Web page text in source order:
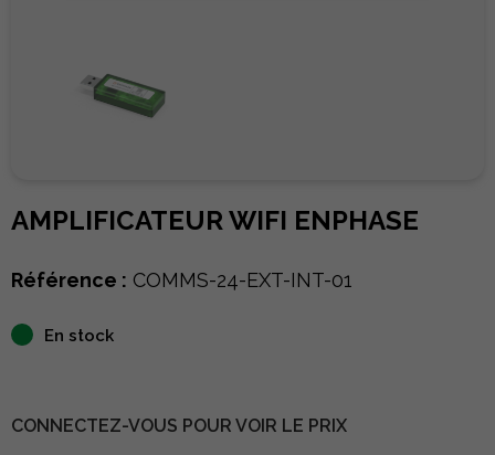
AMPLIFICATEUR WIFI ENPHASE
Référence : COMMS-24-EXT-INT-01
En stock
CONNECTEZ-VOUS POUR VOIR LE PRIX